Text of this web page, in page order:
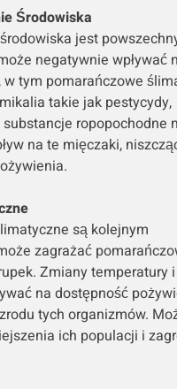
Środowiska
jest
negatywnie wpływać
tym pomarańczowe
takie jak pestycydy,
ropopochodne
na te mięczaki,
są kolejnym
zagrażać
Zmiany temperatury i
na dostępność
tych organizmów.
ich populacji i